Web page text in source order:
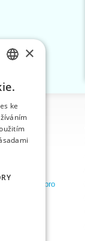
VTC, a.s. pro
ENGLISH
GERMAN
×
ke